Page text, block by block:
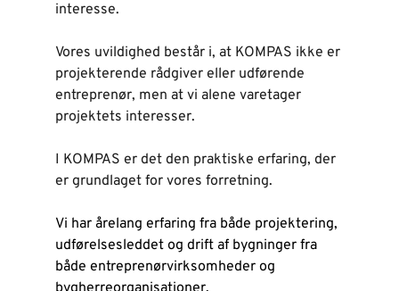
interesse.
Vores uvildighed består i, at KOMPAS ikke er
projekterende rådgiver eller udførende
entreprenør, men at vi alene varetager
projektets interesser.
I KOMPAS er det den praktiske erfaring, der
er grundlaget for vores forretning.
Vi har årelang erfaring fra både projektering,
udførelsesleddet og drift af bygninger fra
både entreprenørvirksomheder og